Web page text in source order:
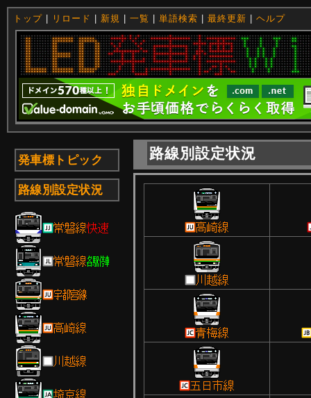
トップ| リロード 新規 一覧 単語検索 最終更新 ヘルプ
発車標トピック
路線別設定状況
路線別設定状況